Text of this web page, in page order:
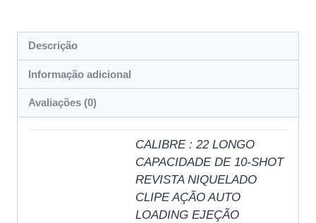
Descrição
Informação adicional
Avaliações (0)
CALIBRE : 22 LONGO
CAPACIDADE DE 10-SHOT
REVISTA NIQUELADO
CLIPE AÇÃO AUTO
LOADING EJEÇÃO